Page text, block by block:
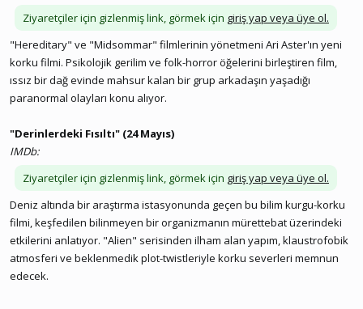
Ziyaretçiler için gizlenmiş link, görmek için giriş yap veya üye ol.
"Hereditary" ve "Midsommar" filmlerinin yönetmeni Ari Aster'ın yeni
korku filmi. Psikolojik gerilim ve folk-horror öğelerini birleştiren film,
ıssız bir dağ evinde mahsur kalan bir grup arkadaşın yaşadığı
paranormal olayları konu alıyor.
"Derinlerdeki Fısıltı" (24 Mayıs)
IMDb:
Ziyaretçiler için gizlenmiş link, görmek için giriş yap veya üye ol.
Deniz altında bir araştırma istasyonunda geçen bu bilim kurgu-korku
filmi, keşfedilen bilinmeyen bir organizmanın mürettebat üzerindeki
etkilerini anlatıyor. "Alien" serisinden ilham alan yapım, klaustrofobik
atmosferi ve beklenmedik plot-twistleriyle korku severleri memnun
edecek.